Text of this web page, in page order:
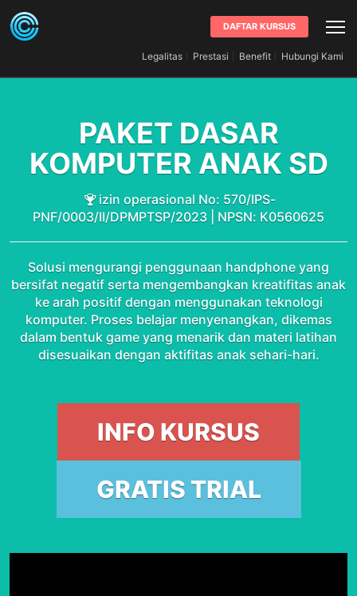
DAFTAR KURSUS
Legalitas Prestasi Benefit Hubungi Kami
PAKET DASAR
KOMPUTER ANAK SD
izin operasional No: 570/IPS-
PNF/0003/II/DPMPTSP/2023 | NPSN: K0560625
Solusi mengurangi penggunaan handphone yang
bersifat negatif serta mengembangkan kreatifitas anak
ke arah positif dengan menggunakan teknologi
komputer. Proses belajar menyenangkan, dikemas
dalam bentuk game yang menarik dan materi latihan
disesuaikan dengan aktifitas anak sehari-hari.
INFO KURSUS
GRATIS TRIAL